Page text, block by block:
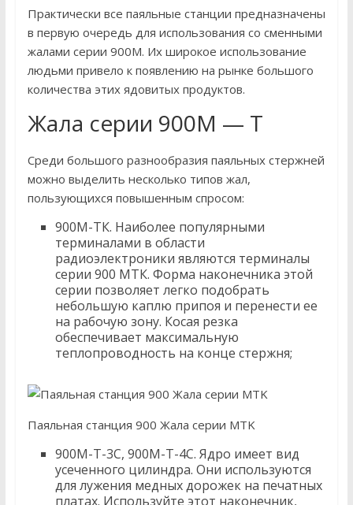
Практически все паяльные станции предназначены
в первую очередь для использования со сменными
жалами серии 900М. Их широкое использование
людьми привело к появлению на рынке большого
количества этих ядовитых продуктов.
Жала серии 900М — Т
Среди большого разнообразия паяльных стержней
можно выделить несколько типов жал,
пользующихся повышенным спросом:
900М-ТК. Наиболее популярными
терминалами в области
радиоэлектроники являются терминалы
серии 900 МТК. Форма наконечника этой
серии позволяет легко подобрать
небольшую каплю припоя и перенести ее
на рабочую зону. Косая резка
обеспечивает максимальную
теплопроводность на конце стержня;
Паяльная станция 900 Жала серии MTK
900М-Т-3С, 900М-Т-4С. Ядро имеет вид
усеченного цилиндра. Они используются
для лужения медных дорожек на печатных
платах. Используйте этот наконечник,